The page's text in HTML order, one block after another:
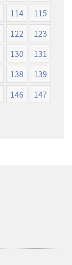
114
115
122
123
130
131
138
139
146
147